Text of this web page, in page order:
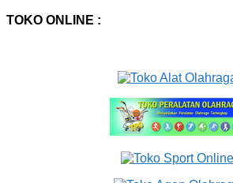
TOKO ONLINE :